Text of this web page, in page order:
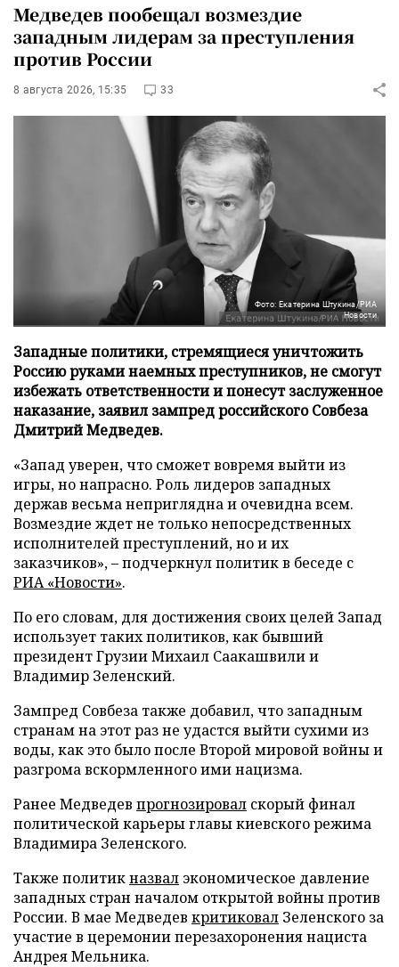
Медведев пообещал возмездие
западным лидерам за преступления
против России
8 августа 2026, 15:35 33
Фото: Екатерина Штукина/РИА
Новости
Западные политики, стремящиеся уничтожить
Россию руками наемных преступников, не смогут
избежать ответственности и понесут заслуженное
наказание, заявил зампред российского Совбеза
Дмитрий Медведев.
«Запад уверен, что сможет вовремя выйти из
игры, но напрасно. Роль лидеров западных
держав весьма неприглядна и очевидна всем.
Возмездие ждет не только непосредственных
исполнителей преступлений, но и их
заказчиков», – подчеркнул политик в беседе с
РИА «Новости».
По его словам, для достижения своих целей Запад
использует таких политиков, как бывший
президент Грузии Михаил Саакашвили и
Владимир Зеленский.
Зампред Совбеза также добавил, что западным
странам на этот раз не удастся выйти сухими из
воды, как это было после Второй мировой войны и
разгрома вскормленного ими нацизма.
Ранее Медведев прогнозировал скорый финал
политической карьеры главы киевского режима
Владимира Зеленского.
Также политикназвал экономическое давление
западных стран началом открытой войны против
России. В мае Медведев критиковал Зеленского за
участие в церемонии перезахоронения нациста
Андрея Мельника.